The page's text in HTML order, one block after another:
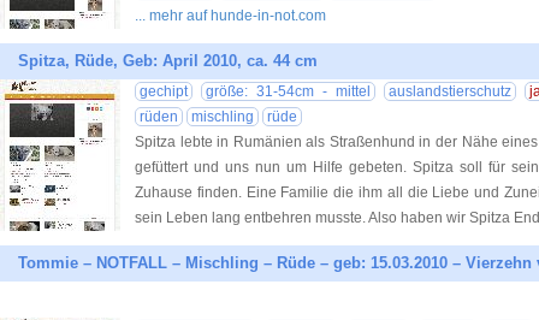
... mehr auf hunde-in-not.com
Spitza, Rüde, Geb: April 2010, ca. 44 cm
gechipt größe: 31-54cm - mittel auslandstierschutz
rüden
mischling
rüde
Spitza lebte in Rumänien als Straßenhund in der Nähe
gefüttert und uns nun um Hilfe gebeten. Spitza soll für
Zuhause finden. Eine Familie die ihm all die Liebe und
sein Leben lang entbehren musste. Also haben wir Spitza
Tommie – NOTFALL – Mischling – Rüde – geb: 15.03.2010 –